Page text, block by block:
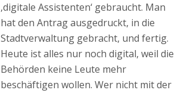
‚digitale Assistenten‘ gebraucht. Man
hat den Antrag ausgedruckt, in die
Stadtverwaltung gebracht, und fertig.
Heute ist alles nur noch digital, weil die
Behörden keine Leute mehr
beschäftigen wollen. Wer nicht mit der